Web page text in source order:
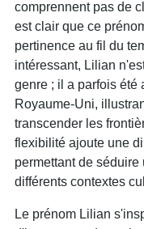
comprennent pas de
est clair que ce
pertinence au fil du
intéressant, Lilian
genre ; il a parfois été
Royaume-Uni,
transcender les
flexibilité ajoute une
permettant de
différents contextes
Le prénom Lilian